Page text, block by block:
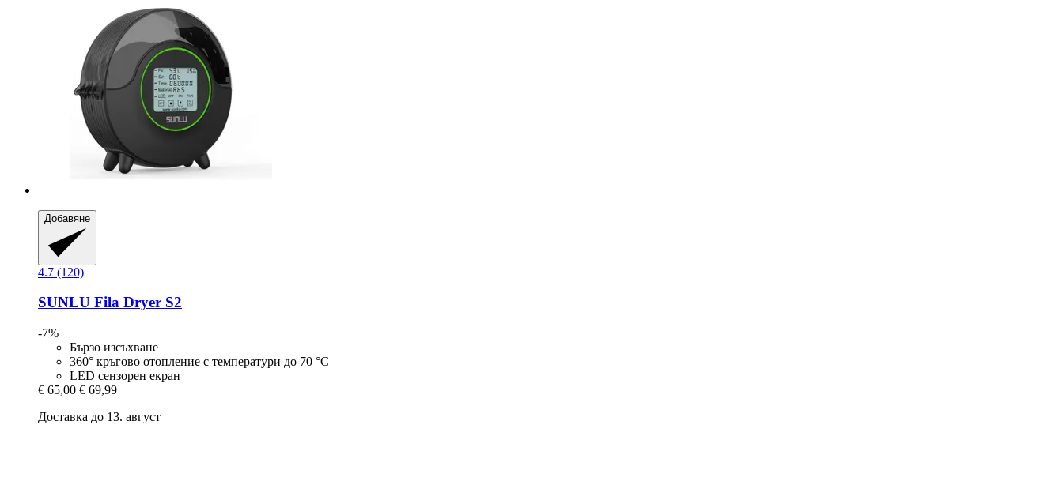
Добавяне
4.7 (120)
SUNLU Fila Dryer S2
-7%
Бързо изсъхване
360° кръгово отопление с температури до 70 °C
LED сензорен екран
€ 65,00 € 69,99
Доставка до 13. август